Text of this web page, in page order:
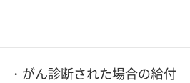
・がん診断された場合の給付